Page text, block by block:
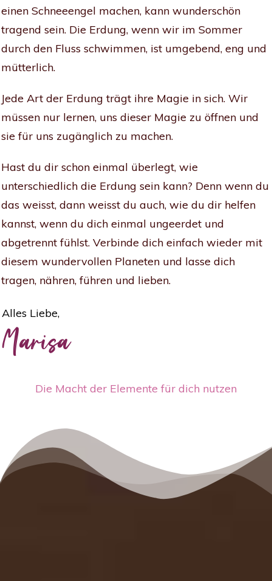
einen Schneeengel machen, kann wunderschön
tragend sein. Die Erdung, wenn wir im Sommer
durch den Fluss schwimmen, ist umgebend, eng und
mütterlich.
Jede Art der Erdung trägt ihre Magie in sich. Wir
müssen nur lernen, uns dieser Magie zu öffnen und
sie für uns zugänglich zu machen.
Hast du dir schon einmal überlegt, wie
unterschiedlich die Erdung sein kann? Denn wenn du
das weisst, dann weisst du auch, wie du dir helfen
kannst, wenn du dich einmal ungeerdet und
abgetrennt fühlst. Verbinde dich einfach wieder mit
diesem wundervollen Planeten und lasse dich
tragen, nähren, führen und lieben.
Alles Liebe,
Marisa
Die Macht der Elemente für dich nutzen